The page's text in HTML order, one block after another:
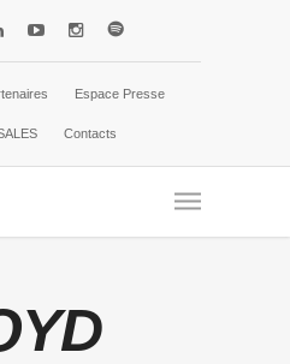
Espace Presse
Contacts